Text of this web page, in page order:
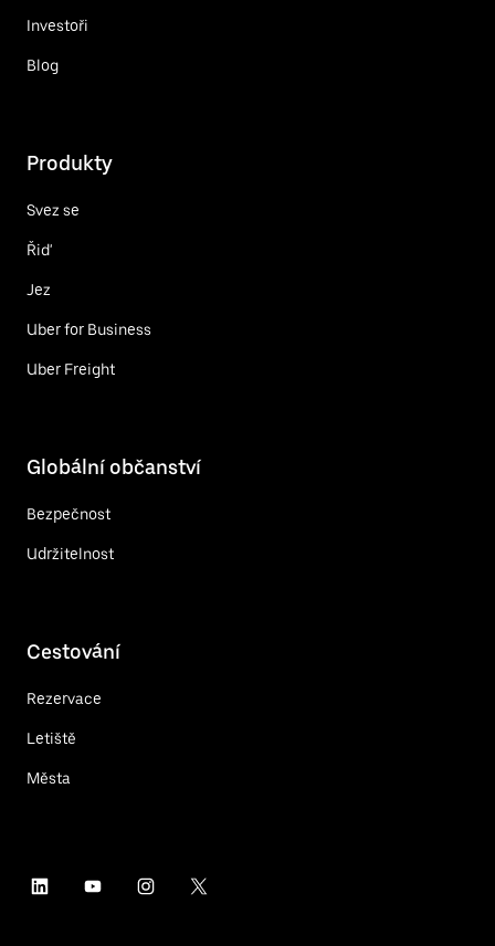
Investoři
Blog
Produkty
Svez se
Řiď
Jez
Uber for Business
Uber Freight
Globální občanství
Bezpečnost
Udržitelnost
Cestování
Rezervace
Letiště
Města